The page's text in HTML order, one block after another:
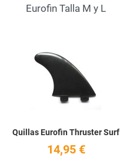
Eurofin Talla M y L
Quillas Eurofin Thruster Surf
14,95 €